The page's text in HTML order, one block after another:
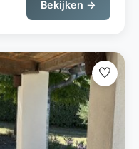
Bekijken →
🤍